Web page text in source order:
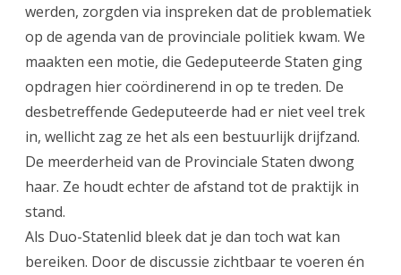
werden, zorgden via inspreken dat de problematiek
op de agenda van de provinciale politiek kwam. We
maakten een motie, die Gedeputeerde Staten ging
opdragen hier coördinerend in op te treden. De
desbetreffende Gedeputeerde had er niet veel trek
in, wellicht zag ze het als een bestuurlijk drijfzand.
De meerderheid van de Provinciale Staten dwong
haar. Ze houdt echter de afstand tot de praktijk in
stand.
Als Duo-Statenlid bleek dat je dan toch wat kan
bereiken. Door de discussie zichtbaar te voeren én